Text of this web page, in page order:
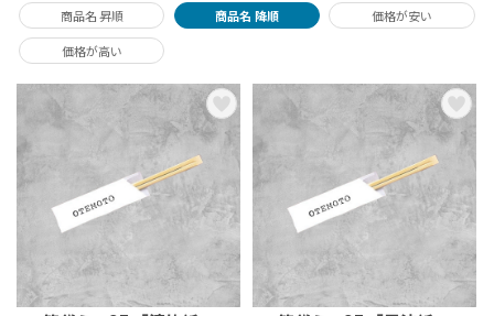
商品名 昇順 商品名 降順 価格が安い
価格が高い